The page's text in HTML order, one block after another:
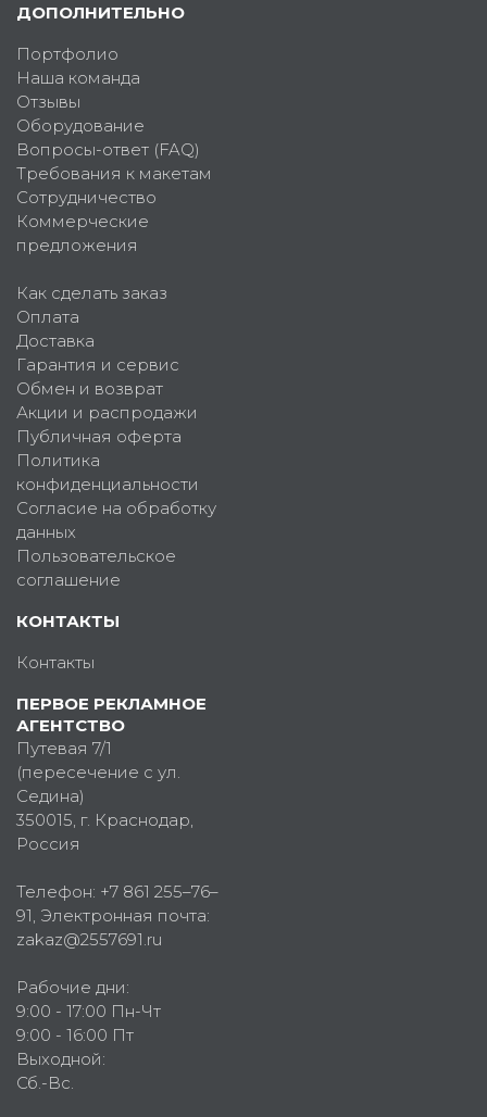
ДОПОЛНИТЕЛЬНО
Портфолио
Наша команда
Отзывы
Оборудование
Вопросы-ответ (FAQ)
Требования к макетам
Сотрудничество
Коммерческие
предложения
Как сделать заказ
Оплата
Доставка
Гарантия и сервис
Обмен и возврат
Акции и распродажи
Публичная оферта
Политика
конфиденциальности
Согласие на обработку
данных
Пользовательское
соглашение
КОНТАКТЫ
Контакты
ПЕРВОЕ РЕКЛАМНОЕ
АГЕНТСТВО
Путевая 7/1
(пересечение с ул.
Седина)
350015, г. Краснодар,
Россия
Телефон: +7 861 255–76–
91, Электронная почта:
zakaz@2557691.ru
Рабочие дни:
9:00 - 17:00 Пн-Чт
9:00 - 16:00 Пт
Выходной:
Сб.-Вс.